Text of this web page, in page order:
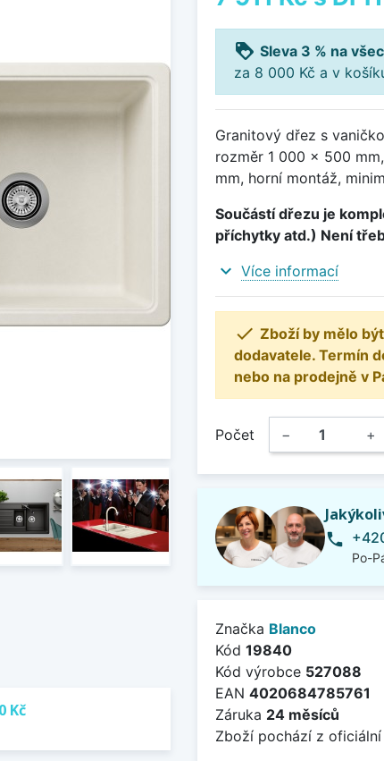
Kč
loyalty Sleva 3 % na
za 8 000 Kč a v
Granitový dřez s
rozměr 1 000 x 500
mm, horní montáž,
Součástí dřezu je
příchytky atd.) Není
expand_more Více informací
 Zboží by mělo
dodavatele. Termín
nebo na prodejně v
Počet − +
phone
Po-
Značka Blanco
Kód 19840
Kód výrobce 527088
EAN 4020684785761
Záruka 24 měsíců
Zboží pochází z